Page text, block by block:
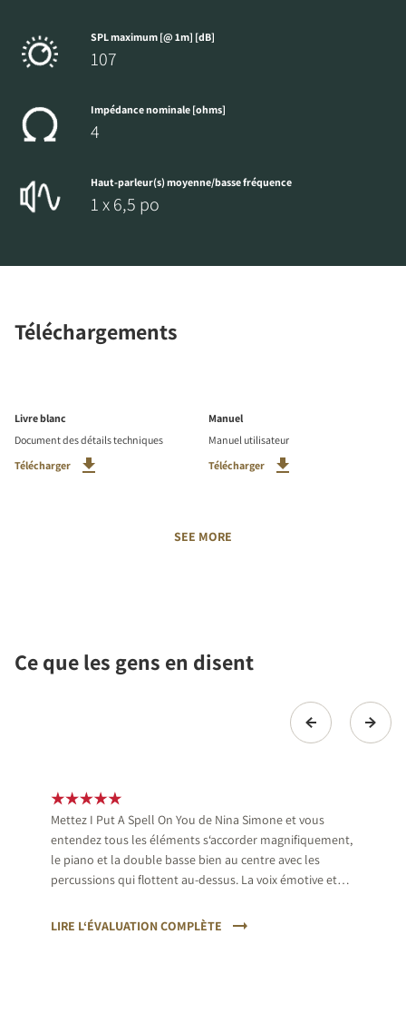
SPL maximum [@ 1m] [dB]
107
Impédance nominale [ohms]
4
Haut-parleur(s) moyenne/basse fréquence
1 x 6,5 po
Téléchargements
Livre blanc
Document des détails techniques
Télécharger
Manuel
Manuel utilisateur
Télécharger
SEE MORE
Ce que les gens en disent
Mettez I Put A Spell On You de Nina Simone et vous
entendez tous les éléments s‘accorder magnifiquement,
le piano et la double basse bien au centre avec les
percussions qui flottent au-dessus. La voix émotive et
chaleureusement, puis le saxophone arrive pour
LIRE L‘ÉVALUATION COMPLÈTE